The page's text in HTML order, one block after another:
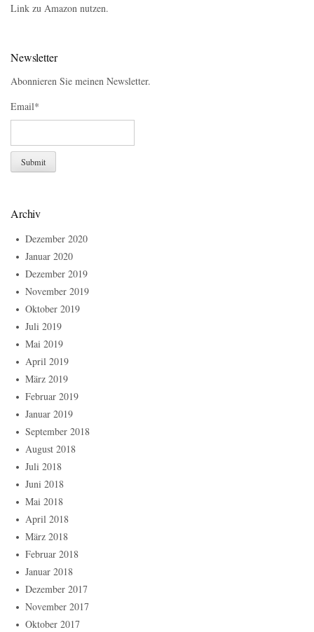
Link zu Amazon nutzen.
Newsletter
Abonnieren Sie meinen Newsletter.
Email*
Archiv
Dezember 2020
Januar 2020
Dezember 2019
November 2019
Oktober 2019
Juli 2019
Mai 2019
April 2019
März 2019
Februar 2019
Januar 2019
September 2018
August 2018
Juli 2018
Juni 2018
Mai 2018
April 2018
März 2018
Februar 2018
Januar 2018
Dezember 2017
November 2017
Oktober 2017